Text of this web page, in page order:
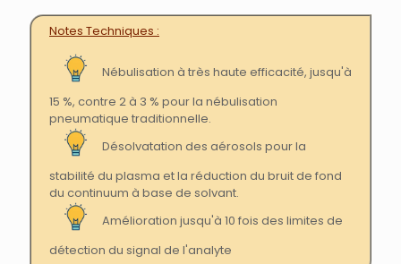
Notes Techniques
Nébulisation à très haute efficacité, jusqu'à
15 %, contre 2 à 3 % pour la nébulisation
pneumatique traditionnelle.
Désolvatation des aérosols pour la
stabilité du plasma et la réduction du bruit de fond
du continuum à base de solvant.
Amélioration jusqu'à 10 fois des limites de
détection du signal de l'analyte